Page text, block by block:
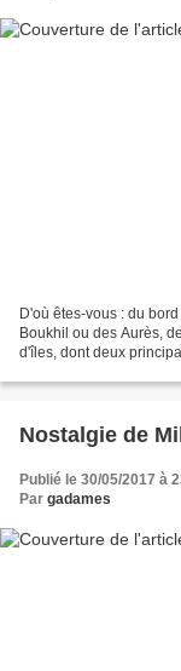
D'où êtes-vous : du
Boukhil ou des Aurès,
d'îles, dont deux
Nostalgie de
Publié le 30/05/2017 à
Par gadames